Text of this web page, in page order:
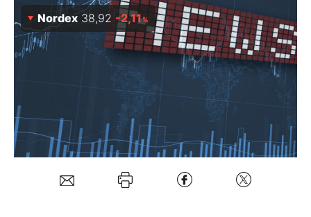
Mein B:O
Mein Konto
Folgen Sie uns
Kontakt
Nordex 38,92 -2,11%